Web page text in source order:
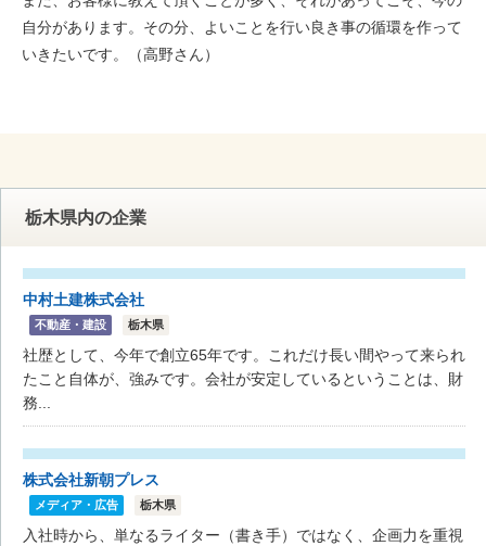
自分があります。その分、よいことを行い良き事の循環を作って
いきたいです。（高野さん）
栃木県内の企業
中村土建株式会社
不動産・建設 栃木県
社歴として、今年で創立65年です。これだけ長い間やって来られ
たこと自体が、強みです。会社が安定しているということは、財
務...
株式会社新朝プレス
メディア・広告 栃木県
入社時から、単なるライター（書き手）ではなく、企画力を重視